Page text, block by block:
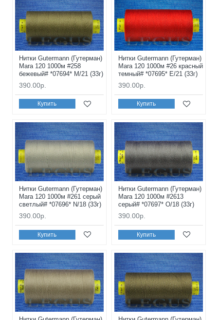
Нитки Gutermann (Гутерман)
Mara 120 1000м #258
бежевый# *07694* M/21 (33г)
390.00р.
Купить
Нитки Gutermann (Гутерман)
Mara 120 1000м #26 красный
темный# *07695* E/21 (33г)
390.00р.
Купить
Нитки Gutermann (Гутерман)
Mara 120 1000м #261 серый
светлый# *07696* N/18 (33г)
390.00р.
Купить
Нитки Gutermann (Гутерман)
Mara 120 1000м #2613
серый# *07697* O/18 (33г)
390.00р.
Купить